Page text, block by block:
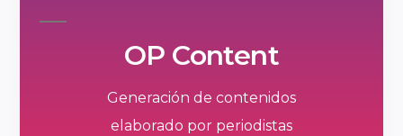
OP Content
Generación de contenidos
elaborado por periodistas